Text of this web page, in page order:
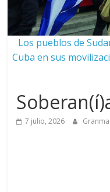
Los pueblos de
Cuba en sus
7 julio, 2026 Granma